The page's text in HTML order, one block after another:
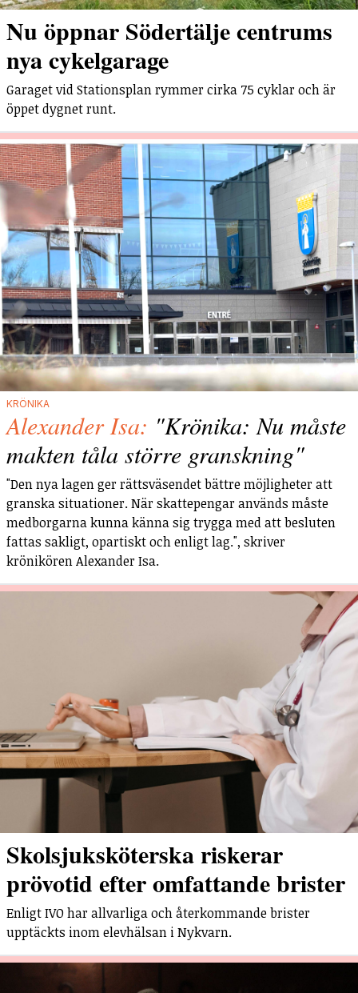
Nu öppnar Södertälje centrums
nya cykelgarage
Garaget vid Stationsplan rymmer cirka 75 cyklar och är
öppet dygnet runt.
KRÖNIKA
Alexander Isa: "Krönika: Nu måste
makten tåla större granskning"
"Den nya lagen ger rättsväsendet bättre möjligheter att
granska situationer. När skattepengar används måste
medborgarna kunna känna sig trygga med att besluten
fattas sakligt, opartiskt och enligt lag.", skriver
krönikören Alexander Isa.
Skolsjuksköterska riskerar
prövotid efter omfattande brister
Enligt IVO har allvarliga och återkommande brister
upptäckts inom elevhälsan i Nykvarn.